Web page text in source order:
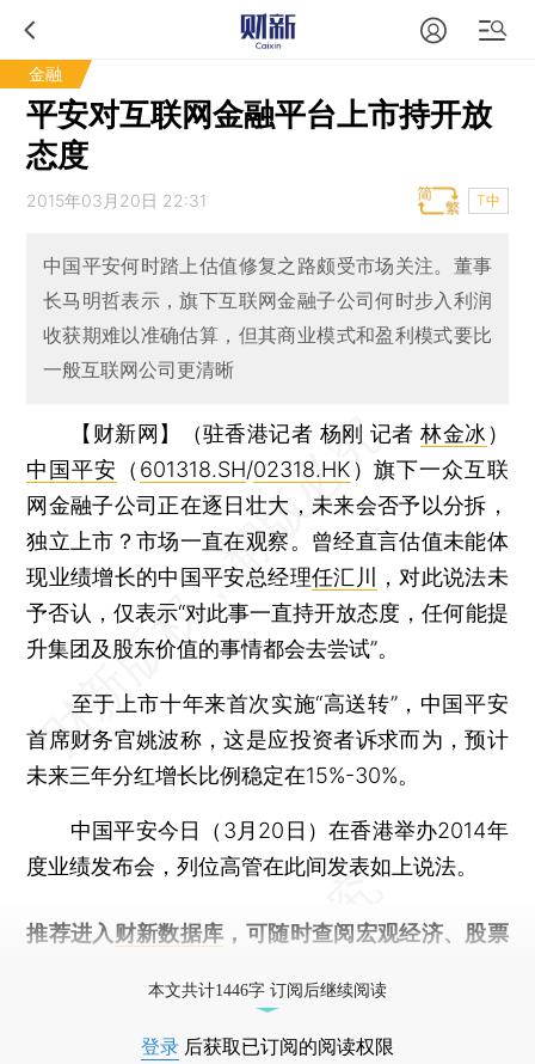
金融
平安对互联网金融平台上市持开放
态度
2015年03月20日 22:31 T中
中国平安何时踏上估值修复之路颇受市场关注。董事
长马明哲表示，旗下互联网金融子公司何时步入利润
收获期难以准确估算，但其商业模式和盈利模式要比
一般互联网公司更清晰
【财新网】（驻香港记者 杨刚 记者林金冰 ）
中国平安 （ 601318.SH/02318.HK ）旗下一众互联
网金融子公司正在逐日壮大，未来会否予以分拆，
独立上市？市场一直在观察。曾经直言估值未能体
现业绩增长的中国平安总经理任汇川
，对此说法未
予否认，仅表示“对此事一直持开放态度，任何能提
升集团及股东价值的事情都会去尝试”。
至于上市十年来首次实施“高送转”，中国平安
首席财务官姚波称，这是应投资者诉求而为，预计
未来三年分红增长比例稳定在15%-30%。
中国平安今日（3月20日）在香港举办2014年
度业绩发布会，列位高管在此间发表如上说法。
推荐进入 财新数据库 ，可随时查阅宏观经济、股票
本文共计1446字 订阅后继续阅读
登录 后获取已订阅的阅读权限